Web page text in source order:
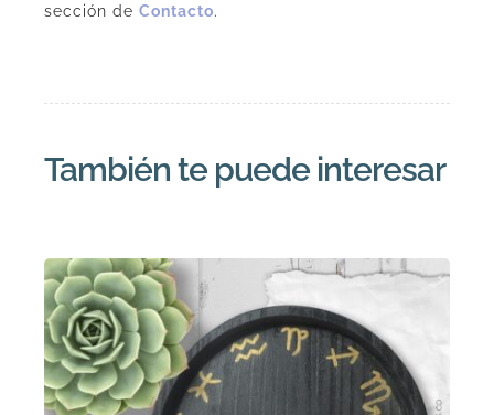
sección de Contacto.
También te puede interesar